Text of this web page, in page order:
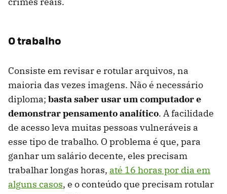
O trabalho
Consiste em revisar e rotular arquivos, na
maioria das vezes imagens. Não é necessário
diploma; basta saber usar um computador e
demonstrar pensamento analítico. A facilidade
de acesso leva muitas pessoas vulneráveis ​​a
esse tipo de trabalho. O problema é que, para
ganhar um salário decente, eles precisam
trabalhar longas horas, até 16 horas por dia em
alguns casos, e o conteúdo que precisam rotular